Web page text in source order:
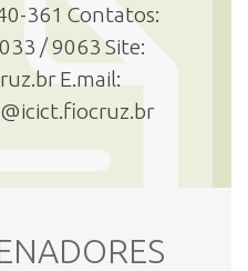
361 Contatos:
/ 9063 Site:
E.mail: